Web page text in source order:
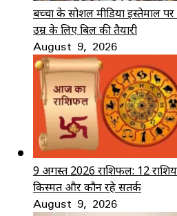
बच्चों के सोशल मीडिया इस्तेमाल
उम्र के लिए बिल की तैयारी
August 9, 2026
9 अगस्त 2026 राशिफल: 12
किस्मत और कौन रहे सतर्क
August 9, 2026